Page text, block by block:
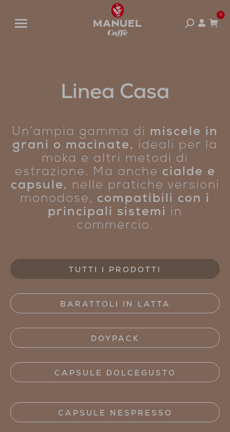
Cerca:
0
Linea Casa
Un’ampia gamma di miscele in
grani o macinate, ideali per la
moka e altri metodi di
estrazione. Ma anche cialde e
capsule, nelle pratiche versioni
monodose, compatibili con i
principali sistemi in
commercio.
TUTTI I PRODOTTI
BARATTOLI IN LATTA
DOYPACK
CAPSULE DOLCEGUSTO
CAPSULE NESPRESSO